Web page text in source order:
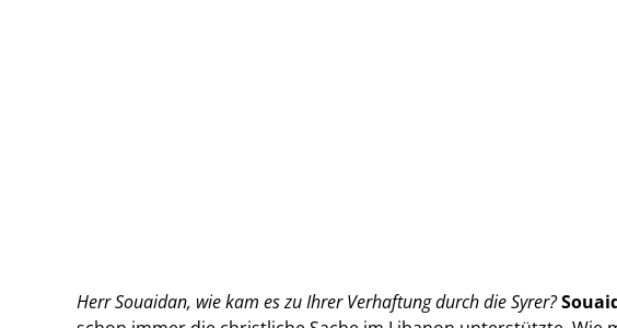
Herr Souaidan, wie kam es zu Ihrer Verhaftung durch die Syrer?